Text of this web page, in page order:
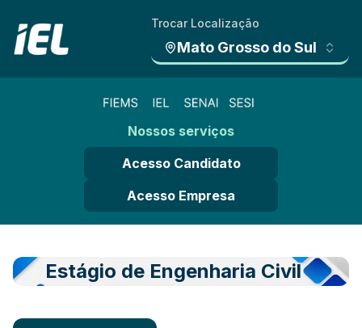
Trocar Localização
Mato Grosso do Sul
Nossos serviços
Acesso Candidato
Acesso Empresa
Estágio de Engenharia Civil